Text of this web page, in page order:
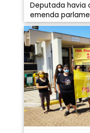
Deputada havia
emenda